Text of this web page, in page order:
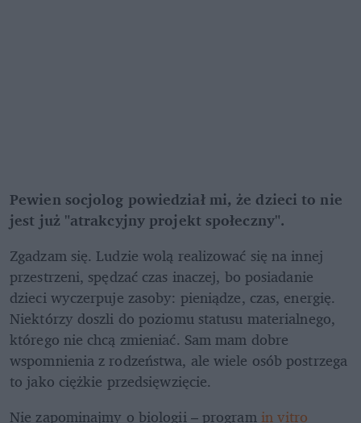
Pewien socjolog powiedział mi, że dzieci to nie
jest już "atrakcyjny projekt społeczny".
Zgadzam się. Ludzie wolą realizować się na innej
przestrzeni, spędzać czas inaczej, bo posiadanie
dzieci wyczerpuje zasoby: pieniądze, czas, energię.
Niektórzy doszli do poziomu statusu materialnego,
którego nie chcą zmieniać. Sam mam dobre
wspomnienia z rodzeństwa, ale wiele osób postrzega
to jako ciężkie przedsięwzięcie.
Nie zapominajmy o biologii – program in vitro